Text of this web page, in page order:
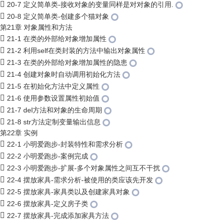
20-7 定义简单类-接收对象的变量同样是对对象的引用.
20-8 定义简单类-创建多个猫对象
第21章 对象属性和方法
21-1 在类的外部给对象增加属性
21-2 利用self在类封装的方法中输出对象属性
21-3 在类的外部给对象增加属性的隐患
21-4 创建对象时自动调用初始化方法
21-5 在初始化方法中定义属性
21-6 使用参数设置属性初始值
21-7 del方法和对象的生命周期
21-8 str方法定制变量输出信息
第22章 实例
22-1 小明爱跑步-封装特性和需求分析
22-2 小明爱跑步-案例完成
22-3 小明爱跑步-扩展-多个对象属性之间互不干扰
22-4 摆放家具-需求分析-被使用的类应该先开发
22-5 摆放家具-家具类以及创建家具对象
22-6 摆放家具-定义房子类
22-7 摆放家具-完成添加家具方法